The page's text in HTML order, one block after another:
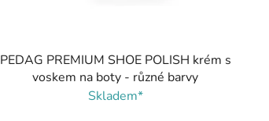
PEDAG PREMIUM SHOE POLISH krém s
voskem na boty - různé barvy
Skladem*